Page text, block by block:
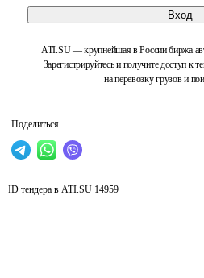
Вход
ATI.SU — крупнейшая в России биржа
Зарегистрируйтесь и получите доступ к
на перевозку грузов и
Поделиться
ID тендера в ATI.SU 14959